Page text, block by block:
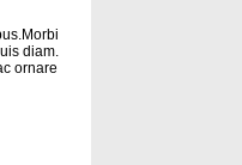
diam.
ornare